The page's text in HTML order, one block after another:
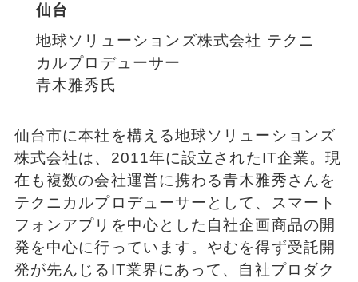
仙台
地球ソリューションズ株式会社 テクニ
カルプロデューサー
青木雅秀氏
仙台市に本社を構える地球ソリューションズ
株式会社は、2011年に設立されたIT企業。現
在も複数の会社運営に携わる青木雅秀さんを
テクニカルプロデューサーとして、スマート
フォンアプリを中心とした自社企画商品の開
発を中心に行っています。やむを得ず受託開
発が先んじるIT業界にあって、自社プロダク